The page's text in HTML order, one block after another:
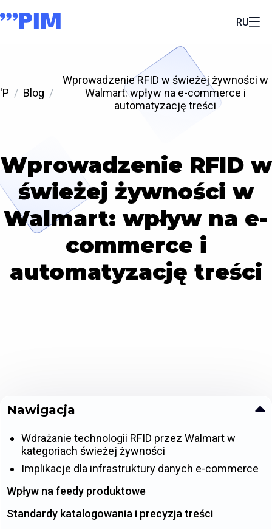
RU
'P Blog
Wprowadzenie RFID w świeżej żywności w
Walmart: wpływ na e-commerce i
automatyzację treści
Wprowadzenie RFID w
świeżej żywności w
Walmart: wpływ na e-
commerce i
automatyzację treści
Nawigacja
Wdrażanie technologii RFID przez Walmart w
kategoriach świeżej żywności
Implikacje dla infrastruktury danych e-commerce
Wpływ na feedy produktowe
Standardy katalogowania i precyzja treści